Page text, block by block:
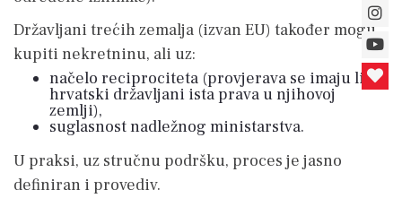
Državljani trećih zemalja (izvan EU) također mogu
kupiti nekretninu, ali uz:
načelo reciprociteta (provjerava se imaju li
hrvatski državljani ista prava u njihovoj
zemlji),
suglasnost nadležnog ministarstva.
U praksi, uz stručnu podršku, proces je jasno
definiran i provediv.